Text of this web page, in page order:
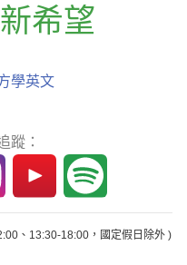
希望
學英文
蹤：
、13:30-18:00，國定假日除外 )